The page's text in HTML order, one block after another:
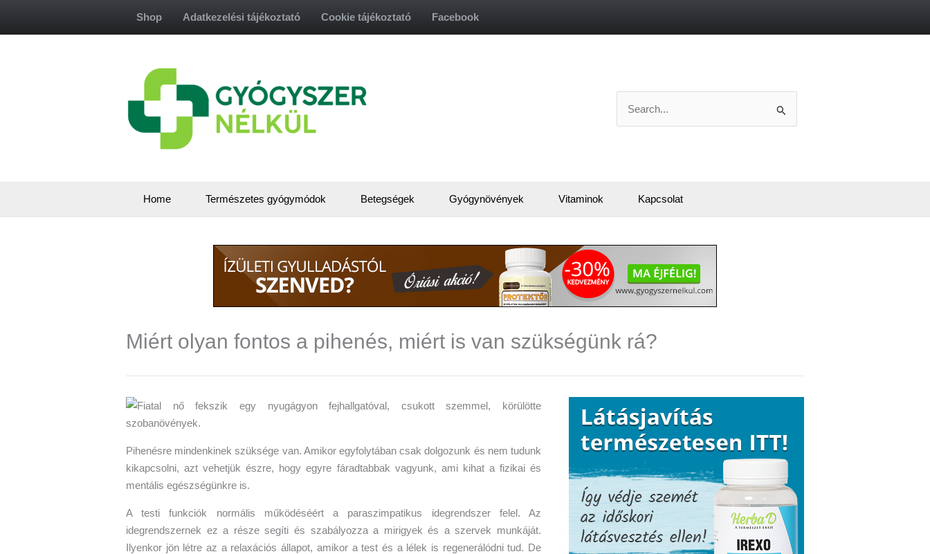
Shop Adatkezelési tájékoztató Cookie tájékoztató Facebook
for:
Home Természetes gyógymódok Betegségek Gyógynövények Vitaminok Kapcsolat
Miért olyan fontos a pihenés, miért is van szükségünk rá?
Pihenésre mindenkinek szüksége van. Amikor egyfolytában csak dolgozunk és nem tudunk
kikapcsolni, azt vehetjük észre, hogy egyre fáradtabbak vagyunk, ami kihat a fizikai és
mentális egészségünkre is.
A testi funkciók normális működéséért a paraszimpatikus idegrendszer felel. Az
idegrendszernek ez a része segíti és szabályozza a mirigyek és a szervek munkáját.
Ilyenkor jön létre az a relaxációs állapot, amikor a test és a lélek is regenerálódni tud. De